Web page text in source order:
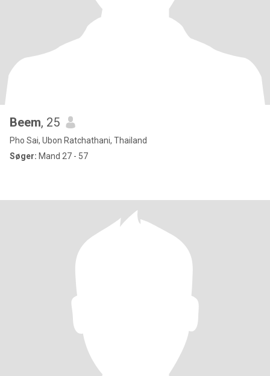
Beem, 25
Pho Sai, Ubon Ratchathani, Thailand
Søger: Mand 27 - 57